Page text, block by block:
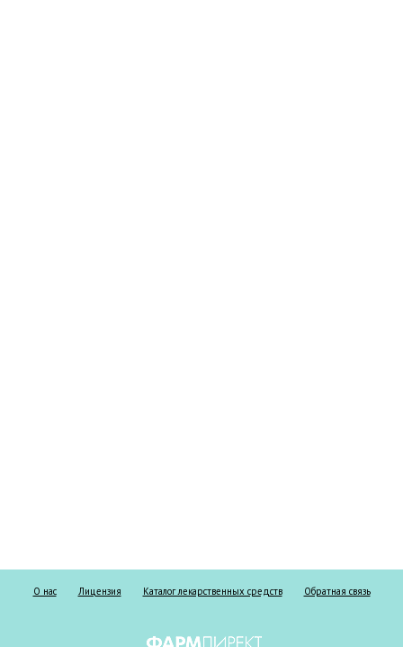
О нас Лицензия Каталог лекарственных средств Обратная связь